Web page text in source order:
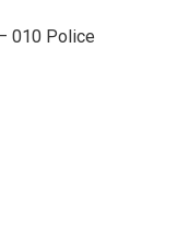
010 Police